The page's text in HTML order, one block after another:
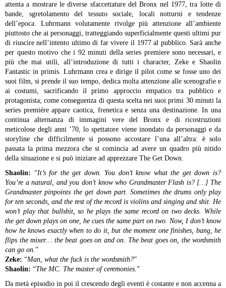
attenta a mostrare le diverse sfaccettature del Bronx nel 1977, tra lotte di
bande, sgretolamento del tessuto sociale, locali notturni e tendenze
dell’epoca. Luhrmann volutamente rivolge più attenzione all’ambiente
piuttosto che ai personaggi, tratteggiando superficialmente questi ultimi pur
di riuscire nell’intento ultimo di far vivere il 1977 al pubblico. Sarà anche
per questo motivo che i 92 minuti della series premiere sono necessari, e
più che mai utili, all’introduzione di tutti i character, Zeke e Shaolin
Fantastic in primis. Luhrmann crea e dirige il pilot come se fosse uno dei
suoi film, si prende il suo tempo, dedica molta attenzione alle scenografie e
ai costumi, sacrificando il primo approccio empatico tra pubblico e
protagonista; come conseguenza di questa scelta nei suoi primi 30 minuti la
series premiére appare caotica, frenetica e senza una destinazione. In una
continua alternanza di immagini vere del Bronx e di ricostruzioni
meticolose degli anni ’70, lo spettatore viene inondato da personaggi e da
storyline che difficilmente si possono accostare l’una all’altra: è solo
passata la prima mezzora che si comincia ad avere un quadro più nitido
della situazione e si può iniziare ad apprezzare The Get Down.
Shaolin: “It’s for the get down. You don’t know what the get down is?
You’re a natural, and you don’t know who Grandmaster Flash is? […] The
Grandmaster pinpoints the get down part. Sometimes the drums only play
for ten seconds, and the rest of the record is violins and singing and shit. He
won’t play that bullshit, so he plays the same record on two decks. While
the get down plays on one, he cues the same part on two. Now, I don’t know
how he knows exactly when to do it, but the moment one finishes, bang, he
flips the mixer… the beat goes on and on. The beat goes on, the wordsmith
can go on.”
Zeke: “Man, what the fuck is the wordsmith?”
Shaolin: “The MC. The master of ceremonies.”
Da metà episodio in poi il crescendo degli eventi è costante e non accenna a